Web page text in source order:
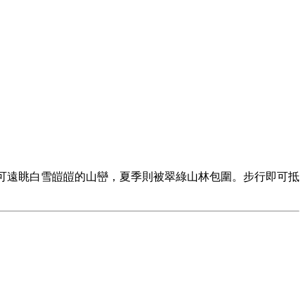
眺白雪皚皚的山巒，夏季則被翠綠山林包圍。步行即可抵